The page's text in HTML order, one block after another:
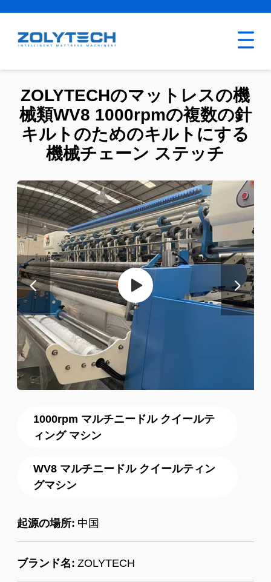
1000rpm マルチニードル クイールテ
ィング マシン
WV8 マルチニードル クイールティン
グマシン
起源の場所: 中国
ブランド名: ZOLYTECH
ZOLYTECHのマットレスの機
械類WV8 1000rpmの複数の針
キルトのためのキルトにする
機械チェーン ステッチ